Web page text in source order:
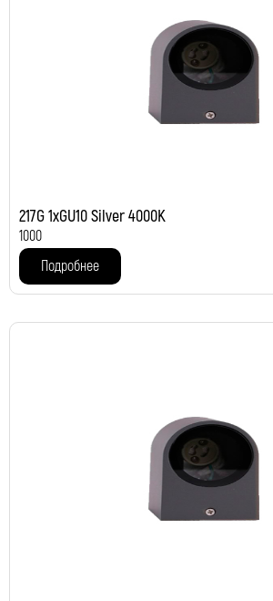
217G 1xGU10 Silver 4000K
1000
Подробнее